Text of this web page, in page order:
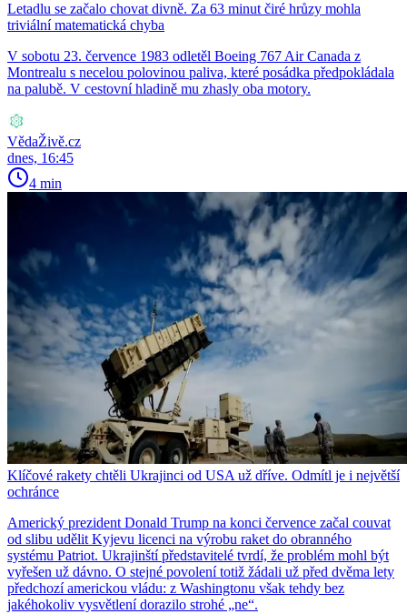
Letadlu se začalo chovat divně. Za 63 minut čiré hrůzy mohla
triviální matematická chyba
V sobotu 23. července 1983 odletěl Boeing 767 Air Canada z
Montrealu s necelou polovinou paliva, které posádka předpokládala
na palubě. V cestovní hladině mu zhasly oba motory.
VědaŽivě.cz
dnes, 16:45
4 min
Klíčové rakety chtěli Ukrajinci od USA už dříve. Odmítl je i největší
ochránce
Americký prezident Donald Trump na konci července začal couvat
od slibu udělit Kyjevu licenci na výrobu raket do obranného
systému Patriot. Ukrajinští představitelé tvrdí, že problém mohl být
vyřešen už dávno. O stejné povolení totiž žádali už před dvěma lety
předchozí americkou vládu: z Washingtonu však tehdy bez
jakéhokoliv vysvětlení dorazilo strohé „ne“.